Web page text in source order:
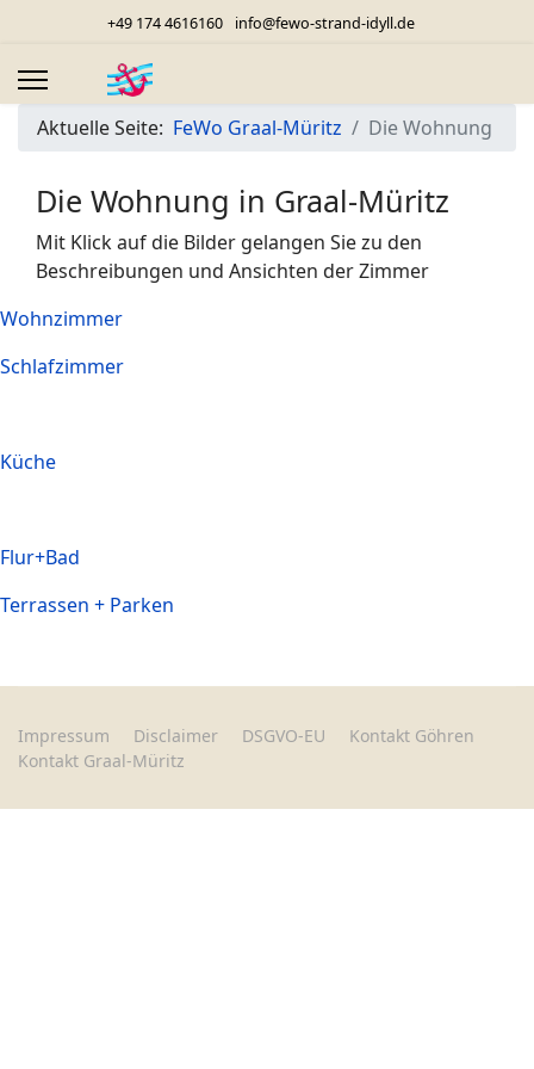
+49 174 4616160 info@fewo-strand-idyll.de
Aktuelle Seite: FeWo Graal-Müritz Die Wohnung
Die Wohnung in Graal-Müritz
Mit Klick auf die Bilder gelangen Sie zu den
Beschreibungen und Ansichten der Zimmer
Wohnzimmer
Schlafzimmer
Küche
Flur+Bad
Terrassen + Parken
Impressum Disclaimer DSGVO-EU
Kontakt Göhren
Kontakt Graal-Müritz